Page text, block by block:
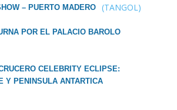
– PUERTO MADERO (TANGOL)
POR EL PALACIO BAROLO
CELEBRITY ECLIPSE:
Y PENINSULA ANTARTICA